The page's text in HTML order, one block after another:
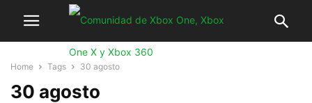
Home Tags 30 agosto
30 agosto